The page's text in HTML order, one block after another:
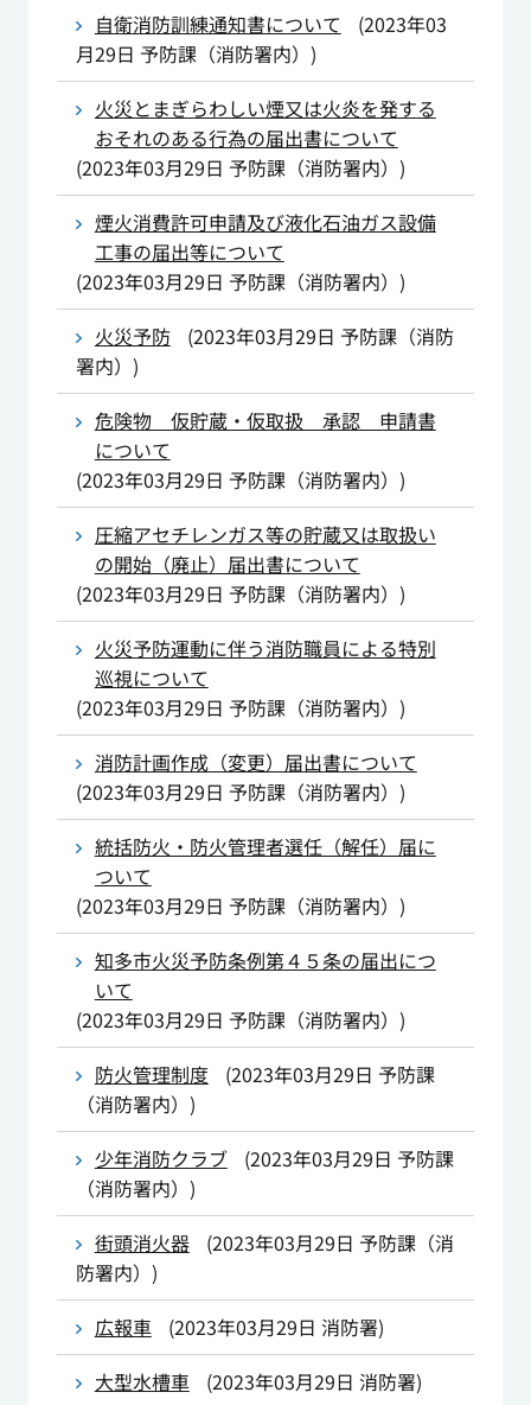
自衛消防訓練通知書について (2023年03
月29日 予防課（消防署内） )
火災とまぎらわしい煙又は火炎を発する
おそれのある行為の届出書について
(2023年03月29日 予防課（消防署内） )
煙火消費許可申請及び液化石油ガス設備
工事の届出等について
(2023年03月29日 予防課（消防署内） )
火災予防
(2023年03月29日 予防課（消防
署内） )
危険物 仮貯蔵・仮取扱 承認 申請書
について
(2023年03月29日 予防課（消防署内） )
圧縮アセチレンガス等の貯蔵又は取扱い
の開始（廃止）届出書について
(2023年03月29日 予防課（消防署内） )
火災予防運動に伴う消防職員による特別
巡視について
(2023年03月29日 予防課（消防署内） )
消防計画作成（変更）届出書について
(2023年03月29日 予防課（消防署内） )
統括防火・防火管理者選任（解任）届に
ついて
(2023年03月29日 予防課（消防署内） )
知多市火災予防条例第４５条の届出につ
いて
(2023年03月29日 予防課（消防署内） )
防火管理制度
(2023年03月29日 予防課
（消防署内） )
少年消防クラブ
(2023年03月29日 予防課
（消防署内） )
街頭消火器
(2023年03月29日 予防課（消
防署内） )
広報車
(2023年03月29日 消防署)
大型水槽車
(2023年03月29日 消防署)